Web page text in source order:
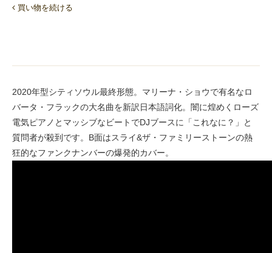
買い物を続ける
2020年型シティソウル最終形態。マリーナ・ショウで有名なロ
バータ・フラックの大名曲を新訳日本語詞化。闇に煌めくローズ
電気ピアノとマッシブなビートでDJブースに「これなに？」と
質問者が殺到です。B面はスライ&ザ・ファミリーストーンの熱
狂的なファンクナンバーの爆発的カバー。